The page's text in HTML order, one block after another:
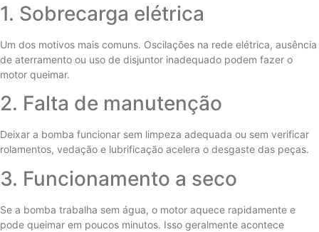
1. Sobrecarga elétrica
Um dos motivos mais comuns. Oscilações na rede elétrica, ausência
de aterramento ou uso de disjuntor inadequado podem fazer o
motor queimar.
2. Falta de manutenção
Deixar a bomba funcionar sem limpeza adequada ou sem verificar
rolamentos, vedação e lubrificação acelera o desgaste das peças.
3. Funcionamento a seco
Se a bomba trabalha sem água, o motor aquece rapidamente e
pode queimar em poucos minutos. Isso geralmente acontece